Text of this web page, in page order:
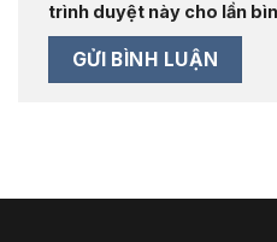
trình duyệt này cho lần